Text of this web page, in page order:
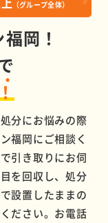
（グループ全体）
岡！
分にお悩みの際
福岡にご相談く
引き取りにお伺
を回収し、処分
設置したままの
ださい。お電話